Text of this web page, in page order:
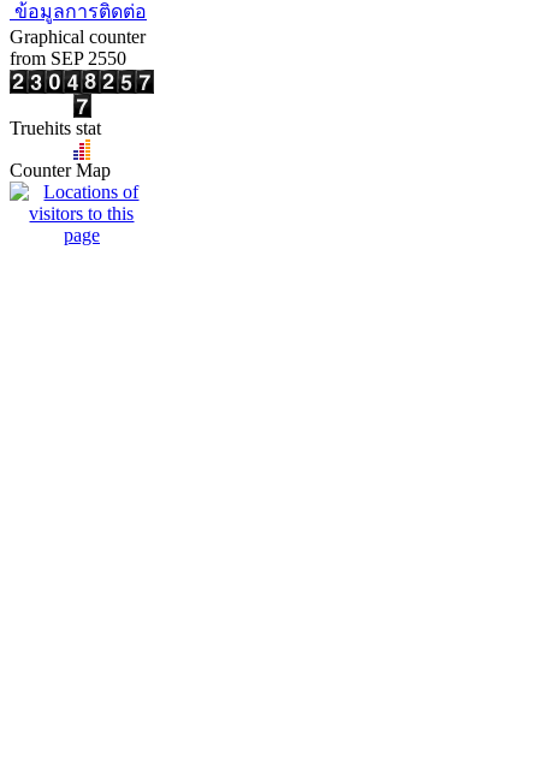
ข้อมูลการติดต่อ
Graphical counter
from SEP 2550
Truehits stat
Counter Map